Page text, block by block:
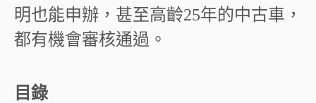
明也能申辦，甚至高齡25年的中古車，
都有機會審核通過。
目錄